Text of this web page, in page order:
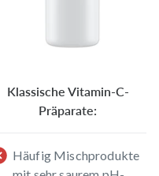
Klassische Vitamin-C-
Präparate:
Häufig Mischprodukte